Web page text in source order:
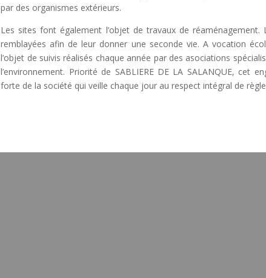
par des organismes extérieurs.
Les sites font également l’objet de travaux de réaménagement.
remblayées afin de leur donner une seconde vie. A vocation
l’objet de suivis réalisés chaque année par des asociations
l’environnement. Priorité de SABLIERE DE LA SALANQUE, cet
forte de la société qui veille chaque jour au respect intégral de